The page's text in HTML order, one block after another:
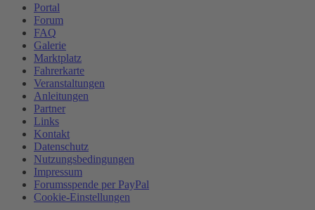
Portal
Forum
FAQ
Galerie
Marktplatz
Fahrerkarte
Veranstaltungen
Anleitungen
Partner
Links
Kontakt
Datenschutz
Nutzungsbedingungen
Impressum
Forumsspende per PayPal
Cookie-Einstellungen